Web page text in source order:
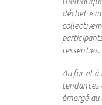
déchet »
ressenties.
Au fur et à
tendances
émergé